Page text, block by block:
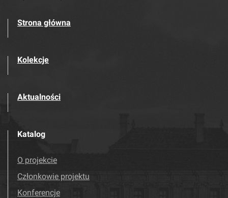
Strona główna
Kolekcje
Aktualności
Katalog
O projekcie
Członkowie projektu
Konferencje